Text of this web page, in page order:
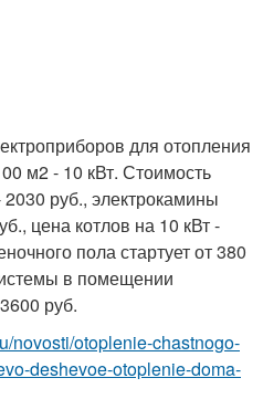
для отопления
м2 - 10 кВт. Стоимость
2030 руб., электрокамины
цена котлов на 10 кВт -
пола стартует от 380
в помещении
руб.
novosti/otoplenie-chastnogo-
deshevoe-otoplenie-doma-